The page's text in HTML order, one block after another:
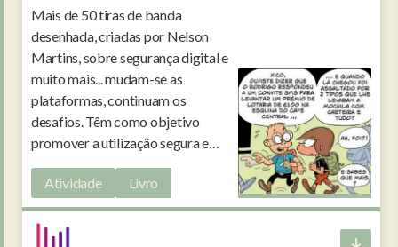
Mais de 50 tiras de banda
desenhada, criadas por Nelson
Martins, sobre segurança digital e
muito mais... mudam-se as
plataformas, continuam os
desafios. Têm como objetivo
promover a utilização segura e
crítica das tecnologias digitais
utilizando o humor.
Atividade Livro